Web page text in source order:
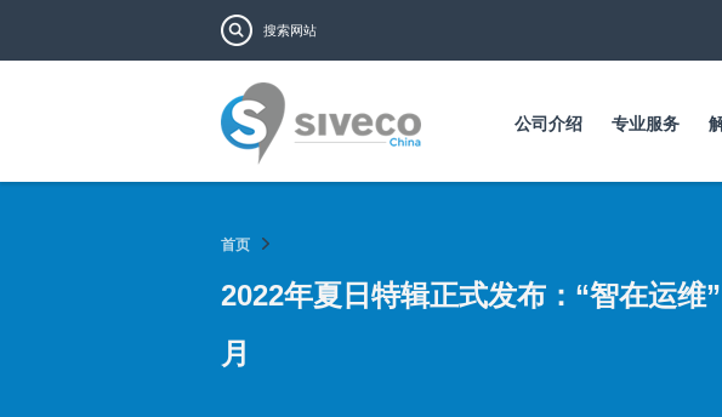
搜索表单
公司介绍 专业服务
首页
2022年夏日特辑正式发布：“智在运维
月